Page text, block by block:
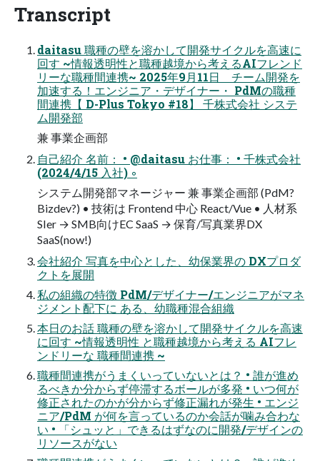
Transcript
daitasu 職種の壁を溶かして開発サイクルを高速に
回す ~情報透明性と職種越境から考えるAIフレンド
リーな職種間連携~ 2025年9月11日 チーム開発を
加速する！エンジニア・デザイナー・ PdMの職種
間連携【 D-Plus Tokyo #18】 千株式会社 システ
ム開発部
兼 事業企画部
自己紹介 名前： • @daitasu お仕事： • 千株式会社
(2024/4/15 入社) ◦
システム開発部マネージャー 兼 事業企画部 (PdM?
Bizdev?) • 技術は Frontend 中心 React/Vue • 人材系
SIer → SMB向けEC SaaS → 保育/写真業界DX
SaaS(now!)
会社紹介 写真を中心とした、幼保業界の DXプロダ
クトを展開
私の組織の特徴 PdM/デザイナー/エンジニアがマネ
ジメント配下に ある、幼職種混合組織
本日のお話 職種の壁を溶かして開発サイクルを高速
に回す ~情報透明性 と職種越境から考える AIフレ
ンドリーな 職種間連携 ~
職種間連携がうまくいっていないとは？ • 誰が進め
るべきか分からず停滞するボールが多発 • いつ何が
修正されたのかが分からず修正漏れが発生 • エンジ
ニア/PdM が何を言っているのか会話が噛み合わな
い • 「シュッと」できるはずなのに開発/デザインの
リソースがない